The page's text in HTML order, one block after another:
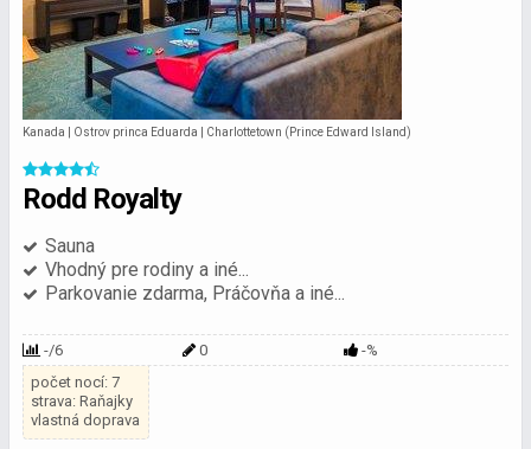
Kanada | Ostrov princa Eduarda | Charlottetown (Prince Edward Island)
Rodd Royalty
Sauna
Vhodný pre rodiny a iné...
Parkovanie zdarma, Práčovňa a iné...
-/6 0
-%
počet nocí: 7
strava: Raňajky
vlastná doprava